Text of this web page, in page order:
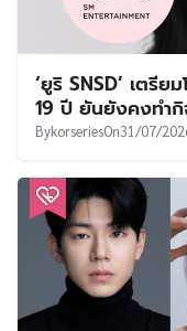
‘ยูริ SNSD’ เตรี
19 ปี ยันยังคงทำ
BykorseriesOn31/07/